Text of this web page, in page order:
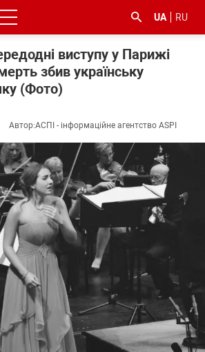
UA RU
виступу у Парижі
збив українську
(Фото)
Автор:АСПІ - інформаційне агентство ASPI
#ДФС #Київ #коронавірус